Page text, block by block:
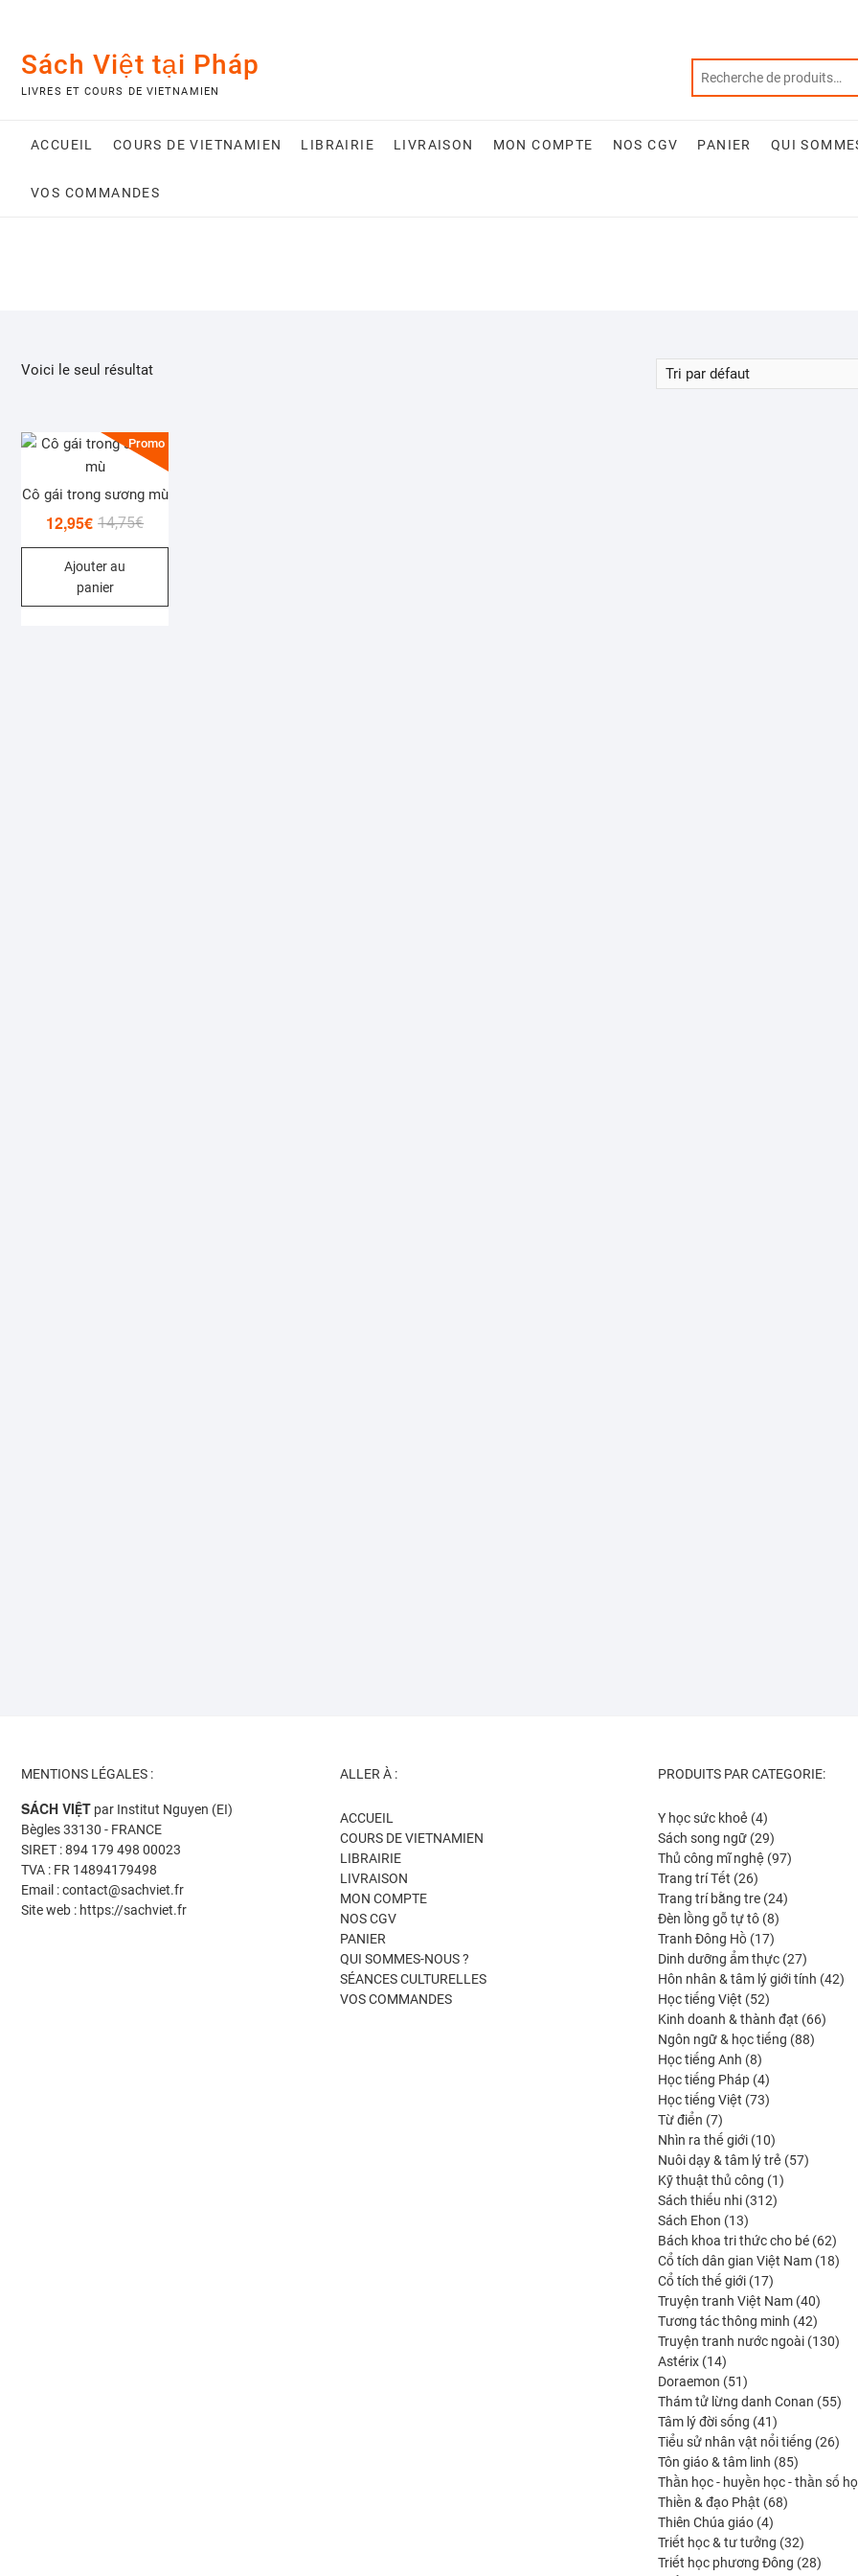
contentSách Việt tại Pháp
LIVRES ET COURS DE VIETNAMIEN
ACCUEIL COURS DE VIETNAMIEN LIBRAIRIE LIVRAISON MON COMPTE NOS CGV PANIER QUI
VOS COMMANDES
Voici le seul résultat
Promo !
Cô gái trong sương mù
14,75€Le
prix
12,95€
Le
prix
Ajouter au
panier
MENTIONS LÉGALES :
SÁCH VIỆT par Institut Nguyen (EI)
Bègles 33130 - FRANCE
SIRET : 894 179 498 00023
TVA : FR 14894179498
Email : contact@sachviet.fr
Site web : https://sachviet.fr
ALLER À :
ACCUEIL
COURS DE VIETNAMIEN
LIBRAIRIE
LIVRAISON
MON COMPTE
NOS CGV
PANIER
QUI SOMMES-NOUS ?
SÉANCES CULTURELLES
VOS COMMANDES
PRODUITS PAR CATEGORIE:
Y học sức khoẻ 44
produits
Sách song ngữ 2929
produits
Thủ công mĩ nghệ 9797
Trang trí Tết 2626
produits
Trang trí bằng tre 2424
Đèn lồng gỗ tự tô 88
Tranh Đông Hồ 1717
produits
Dinh dưỡng ẩm thực 2727
produits
Hôn nhân & tâm lý giới tính 4242
Học tiếng Việt 5252
produits
Kinh doanh & thành đạt 6666
Ngôn ngữ & học tiếng 8888
Học tiếng Anh 88
produits
Học tiếng Pháp 44
produits
Học tiếng Việt 7373
Từ điển 77
produits
Nhìn ra thế giới 1010
produits
Nuôi dạy & tâm lý trẻ 5757
Kỹ thuật thủ công 11
Sách thiếu nhi 312312
Sách Ehon 1313
produits
Bách khoa tri thức cho bé 6262
Cổ tích dân gian Việt Nam 1818
Cổ tích thế giới 1717
produits
Truyện tranh Việt Nam 4040
produits
Tương tác thông minh 4242
produits
Truyện tranh nước ngoài 130130
Astérix 1414
produits
Doraemon 5151
produits
Thám tử lừng danh Conan 5555
Tâm lý đời sống 4141
produits
Tiểu sử nhân vật nổi tiếng 2626
Tôn giáo & tâm linh 8585
produits
Thần học - huyền học - thần số
Thiền & đạo Phật 6868
Thiên Chúa giáo 44
produits
Triết học & tư tưởng 3232
produits
Triết học phương Đông 2828